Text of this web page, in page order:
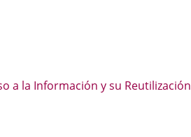
a la Información y su Reutilización